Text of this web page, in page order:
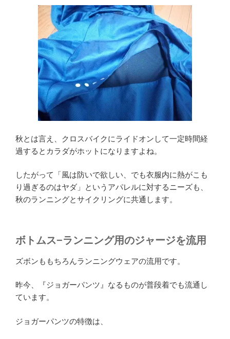
秋とは言え、クロスバイクにライドオンして一定時間経
過するとカラダがホットになりますよね。
したがって「風は防いで欲しい、でも衣服内に熱がこも
り過ぎるのはヤダ」というアパレルに対するニーズも、
秋のランニングとサイクリングに共通します。
ボトムス−ランニング用のジャージを流用
ズボンももちろんランニングウェアの流用です。
昨今、『ジョガーパンツ』なるものが普段着でも流通し
ています。
ジョガーパンツの特徴は、